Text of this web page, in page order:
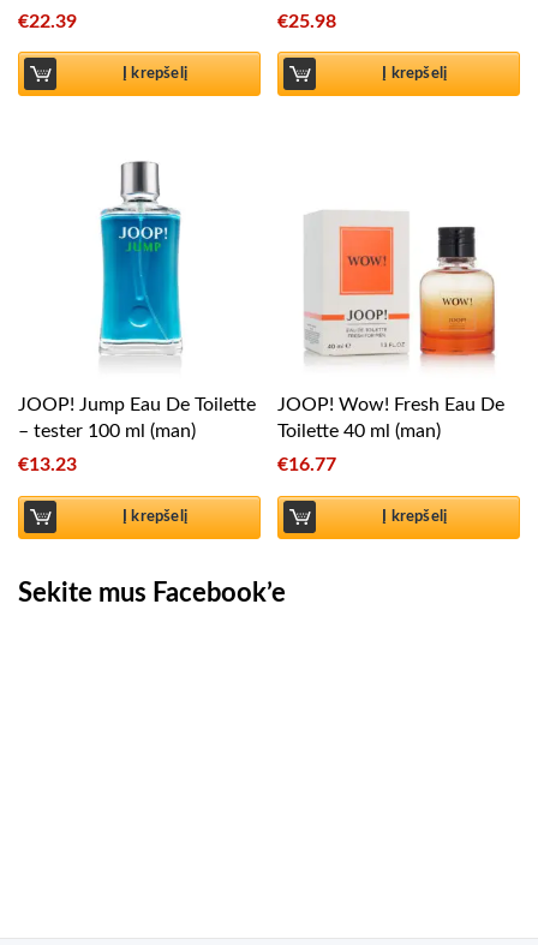
€22.39
Į krepšelį
€25.98
Į krepšelį
JOOP! Jump Eau De Toilette
– tester 100 ml (man)
€13.23
Į krepšelį
JOOP! Wow! Fresh Eau De
Toilette 40 ml (man)
€16.77
Į krepšelį
Sekite mus Facebook’e